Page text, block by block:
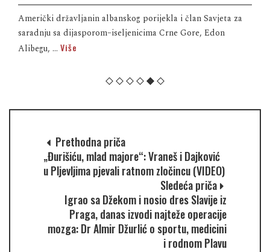
Američki državljanin albanskog porijekla i član Savjeta za
saradnju sa dijasporom–iseljenicima Crne Gore, Edon
Alibegu, ... Više
Prethodna priča
„Đurišiću, mlad majore“: Vraneš i Dajković
u Pljevljima pjevali ratnom zločincu (VIDEO)
Sledeća priča
Igrao sa Džekom i nosio dres Slavije iz
Praga, danas izvodi najteže operacije
mozga: Dr Almir Džurlić o sportu, medicini
i rodnom Plavu